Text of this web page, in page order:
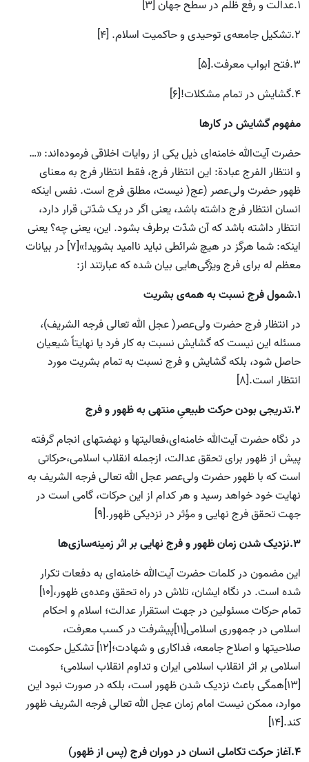
1.عدالت و رفع ظلم در سطح جهان [3]
2.تشکیل جامعه‌ی توحیدی و حاکمیت اسلام. [4]
3.فتح ابواب معرفت.[5]
4.گشایش در تمام مشکلات![6]
مفهوم گشایش در کارها
حضرت آیت‌الله خامنه‌ای ذیل یکی از روایات اخلاقی فرموده‌­اند: «…
و انتظار الفرج عبادة: این انتظار فرج، فقط انتظار فرج به معنای
ظهور حضرت ولی‌عصر (عج( نیست، مطلق فرج است. نفس اینکه
انسان انتظار فرج داشته باشد، یعنی اگر در یک شدّتی قرار دارد،
انتظار داشته باشد که آن شدّت برطرف بشود. این، یعنی چه؟ یعنی
اینکه: شما هرگز در هیچ شرائطی نباید ناامید بشوید!»[7] در بیانات
معظم له برای فرج ویژگی‌هایی بیان شده که عبارتند از:
1.شمول فرج نسبت به همه‌ی بشریت
در انتظار فرج حضرت ولی‌عصر( عجل الله تعالی فرجه الشریف)،
مسئله این نیست که گشایش نسبت به کار فرد یا نهایتاً شیعیان
حاصل شود، بلکه گشایش و فرج نسبت به تمام بشریت مورد
انتظار است.[8]
2.تدریجی بودن حرکت طبیعیِ منتهی به ظهور و فرج
در نگاه حضرت آیت‌الله خامنه‌ای،فعالیتها و نهضتهای انجام گرفته
پیش از ظهور برای تحقق عدالت، ازجمله انقلاب اسلامی،حرکاتی
است که با ظهور حضرت ولی‌عصر عجل الله تعالی فرجه الشریف به
نهایت خود خواهد رسید و هر کدام از این حرکات، گامی است در
جهت تحقق فرج نهایی و مؤثر در نزدیکی ظهور.[9]
3.نزدیک شدن زمان ظهور و فرج نهایی بر اثر زمینه‌سازی‌ها
این مضمون در کلمات حضرت آیت‌الله خامنه‌ای به دفعات تکرار
شده است. در نگاه ایشان، تلاش در راه تحقق وعده‌ی ظهور،[10]
تمام حرکات مسئولین در جهت استقرار عدالت؛ اسلام و احکام
اسلامی در جمهوری اسلامی[11]پیشرفت در کسب معرفت،
صلاحیتها و اصلاح جامعه، فداکاری و شهادت؛[12] تشکیل حکومت
اسلامی بر اثر انقلاب اسلامی ایران و تداوم انقلاب اسلامی؛
[13]همگی باعث نزدیک شدن ظهور است، بلکه در صورت نبود این
موارد، ممکن نیست امام زمان عجل الله تعالی فرجه الشریف ظهور
کند.[14]
4.آغاز حرکت تکاملی انسان در دوران فرج (پس از ظهور
)